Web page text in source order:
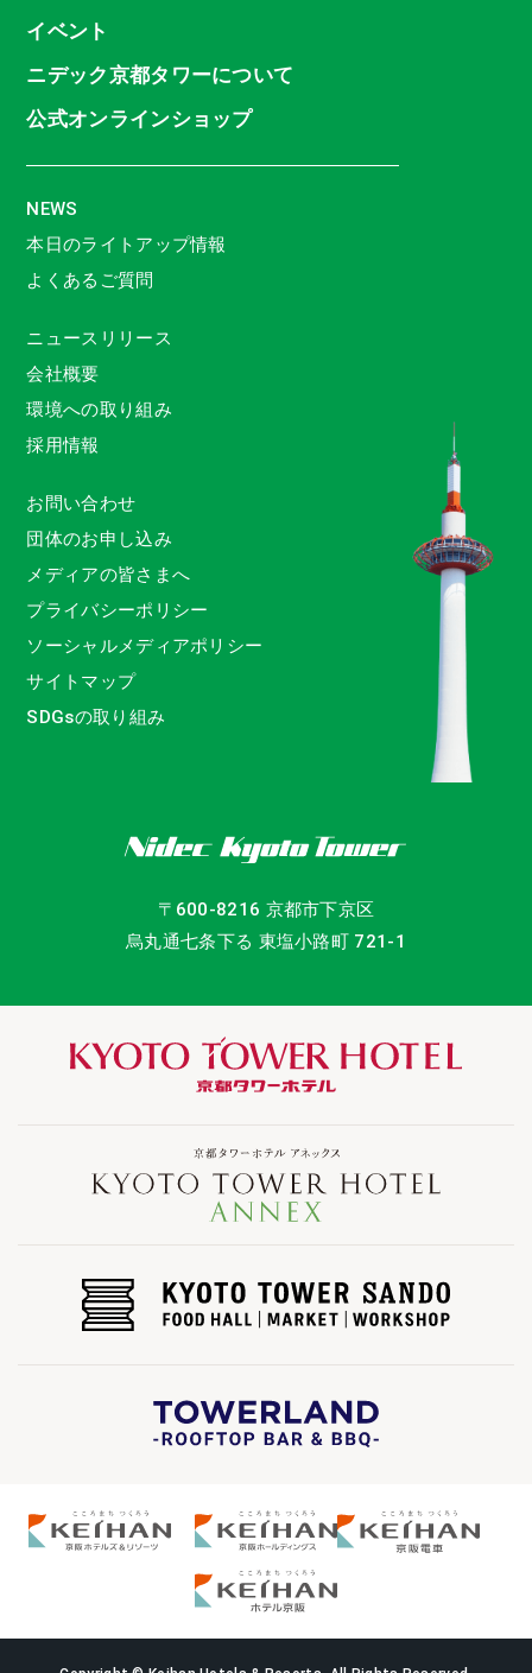
イベント
ニデック京都タワーについて
公式オンラインショップ
NEWS
本日のライトアップ情報
よくあるご質問
ニュースリリース
会社概要
環境への取り組み
採用情報
お問い合わせ
団体のお申し込み
メディアの皆さまへ
プライバシーポリシー
ソーシャルメディアポリシー
サイトマップ
SDGsの取り組み
〒600-8216 京都市下京区
烏丸通七条下る 東塩小路町 721-1